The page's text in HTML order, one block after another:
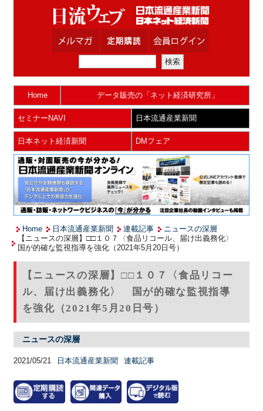
Home データ販売の「ネット経済研究所」
セミナーNAVI 日本流通産業新聞
日本ネット経済新聞 DMフェア
Home 日本流通産業新聞 連載記事
ニュースの深層
【ニュースの深層】□□１０７〈食品リコール、届け出義務化〉
国が的確な監視指導を強化（2021年5月20日号）
【ニュースの深層】□□１０７〈食品リコー
ル、届け出義務化〉 国が的確な監視指導
を強化（2021年5月20日号）
ニュースの深層
2021/05/21 日本流通産業新聞 連載記事